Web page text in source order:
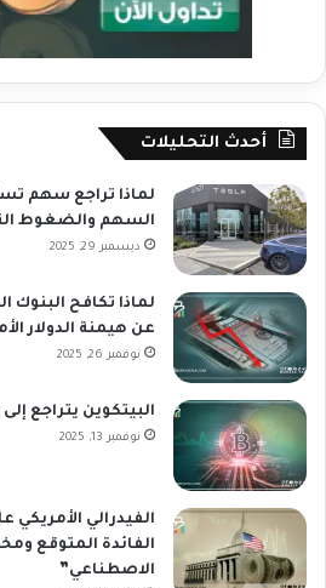
أحدث التحليلات
لماذا تراجع سهم
السهم والضغوط
ديسمبر 29, 2025
لماذا تكافح البنوك
عن هيمنة الدولار
نوفمبر 26, 2025
البيتكوين يتراجع إلى 100 ألف دولار
نوفمبر 13, 2025
الفيدرالي
الفائدة المتوقع
الاصطناعي”